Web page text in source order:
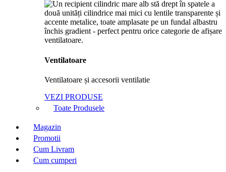
Ventilatoare
Ventilatoare și accesorii ventilatie
VEZI PRODUSE
Toate Produsele
Magazin
Promotii
Cum Livram
Cum cumperi